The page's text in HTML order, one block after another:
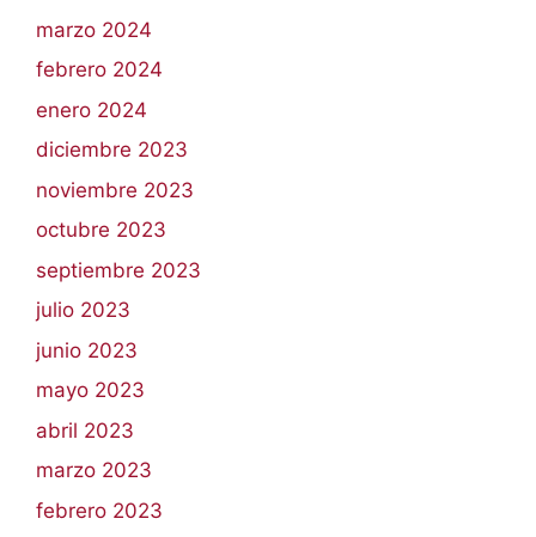
marzo 2024
febrero 2024
enero 2024
diciembre 2023
noviembre 2023
octubre 2023
septiembre 2023
julio 2023
junio 2023
mayo 2023
abril 2023
marzo 2023
febrero 2023